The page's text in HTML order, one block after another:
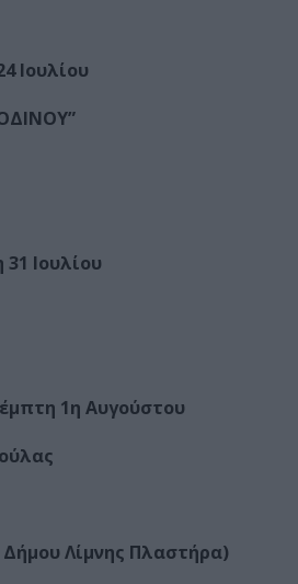
Ιουλίου
Ιουλίου
1η Αυγούστου
Λίμνης Πλαστήρα)